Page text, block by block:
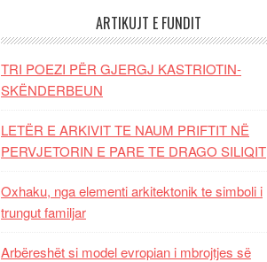
ARTIKUJT E FUNDIT
TRI POEZI PËR GJERGJ KASTRIOTIN-
SKËNDERBEUN
LETËR E ARKIVIT TE NAUM PRIFTIT NË
PERVJETORIN E PARE TE DRAGO SILIQIT
Oxhaku, nga elementi arkitektonik te simboli i
trungut familjar
Arbëreshët si model evropian i mbrojtjes së